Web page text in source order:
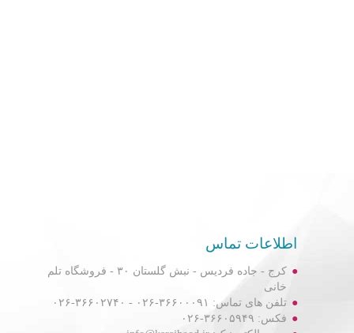
اطلاعات تماس
کرج - جاده فردیس - نبش گلستان ۳۰ - فروشگاه تلم
خانی
تلفن های تماس: ۳۶۶۰۰۰۹۱-۰۲۶ - ۳۶۶۰۲۷۴۰-۰۲۶
فکس: ۳۶۶۰۵۹۴۹-۰۲۶